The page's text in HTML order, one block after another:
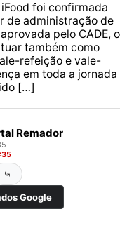
foi confirmada
de administração de
pelo CADE, o
também como
refeição e vale-
em toda a jornada
[…]
Remador
⤿
Google